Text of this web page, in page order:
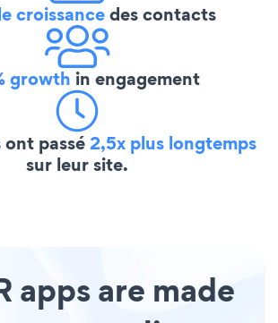
croissancedes contacts
growth in engagement
passé2,5x plus longtemps
sur leur site.
apps are made